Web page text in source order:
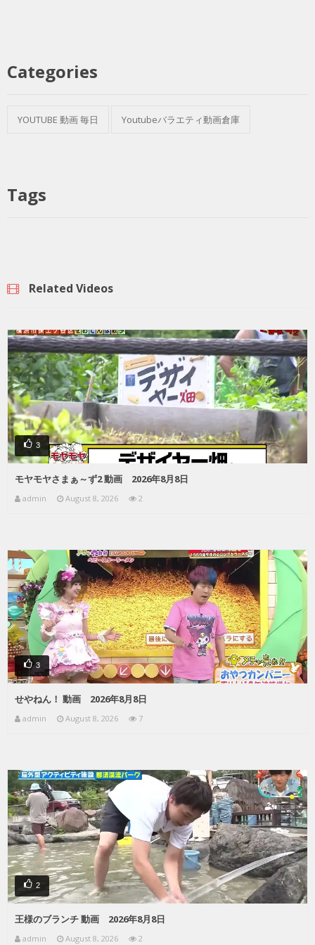
Categories
YOUTUBE 動画 毎日 Youtubeバラエティ動画倉庫
Tags
Related Videos
3
モヤモヤさまぁ～ず2 動画 2026年8月8日
admin August 8, 2026 2
3
せやねん！ 動画 2026年8月8日
admin August 8, 2026 7
2
王様のブランチ 動画 2026年8月8日
admin August 8, 2026 2